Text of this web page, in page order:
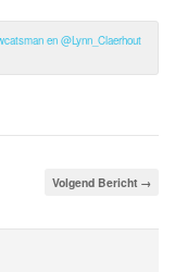
en @Lynn_Claerhout
Volgend Bericht →